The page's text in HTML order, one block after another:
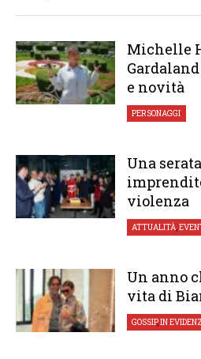
Michelle
e novità
PERSONAGGI
Una
violenza
ATTUALITÀ,
Un anno
vita di
GOSSIP,IN